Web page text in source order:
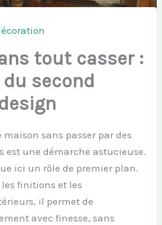
tout casser :
second
maison sans passer par des
est une démarche astucieuse.
ici un rôle de premier plan.
finitions et les
il permet de
avec finesse, sans